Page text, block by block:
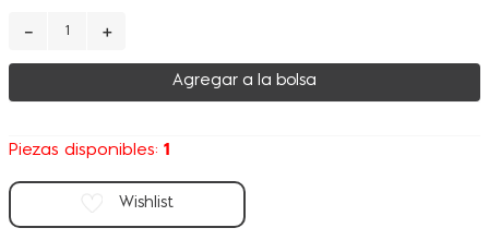
＋
－
Agregar a la bolsa
Piezas disponibles: 1